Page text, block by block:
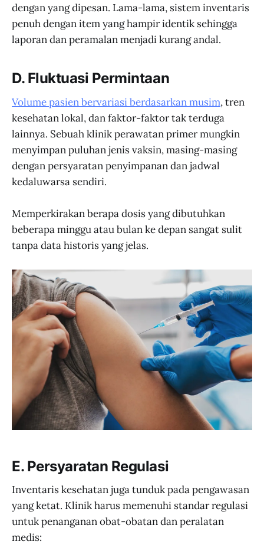
dengan yang dipesan. Lama-lama, sistem inventaris
penuh dengan item yang hampir identik sehingga
laporan dan peramalan menjadi kurang andal.
D. Fluktuasi Permintaan
Volume pasien bervariasi berdasarkan musim, tren
kesehatan lokal, dan faktor-faktor tak terduga
lainnya. Sebuah klinik perawatan primer mungkin
menyimpan puluhan jenis vaksin, masing-masing
dengan persyaratan penyimpanan dan jadwal
kedaluwarsa sendiri.
Memperkirakan berapa dosis yang dibutuhkan
beberapa minggu atau bulan ke depan sangat sulit
tanpa data historis yang jelas.
E. Persyaratan Regulasi
Inventaris kesehatan juga tunduk pada pengawasan
yang ketat. Klinik harus memenuhi standar regulasi
untuk penanganan obat-obatan dan peralatan
medis: